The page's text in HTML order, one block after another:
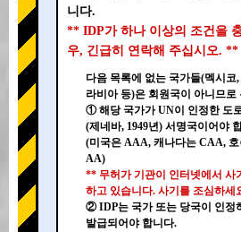
니다.
** IDP가 하나 이상의 조건을
우, 긴급히 연락해 주십시오. **
다음 목록에 없는 국가들(멕시코
라비아 등)은 회원국이 아니므로
① 해당 국가가 UN이 인정한 도
(제네바, 1949년) 서명국이어야
(미국은 AAA, 캐나다는 CAA,
AA)
** 무허가 기관이 인터넷에서 사
하고 있습니다. 사기를 조심하세
② IDP는 국가 또는 당국이 인정
발급되어야 합니다.